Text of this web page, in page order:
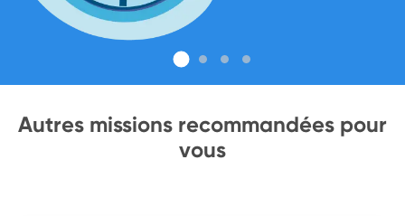
Autres missions recommandées pour
vous